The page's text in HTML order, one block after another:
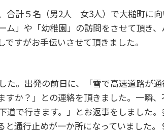
合計５名（男2人 女3人）で大槌町に向
」や「幼稚園」の訪問をさせて頂き、
すがお手伝いさせて頂きました。
。出発の前日に、「雪で高速道路が通
すか？」との連絡を頂きました。一瞬
道で行きます。」とお返事をしました
と通行止めが一か所になっていました。